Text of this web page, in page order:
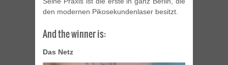
den modernen Pikosekundenlaser besitzt.
And the winner is:
Das Netz